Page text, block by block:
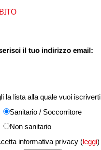
il tuo indirizzo email:
la lista alla quale vuoi iscriverti
Sanitario / Soccorritore
Non sanitario
informativa privacy (leggi)